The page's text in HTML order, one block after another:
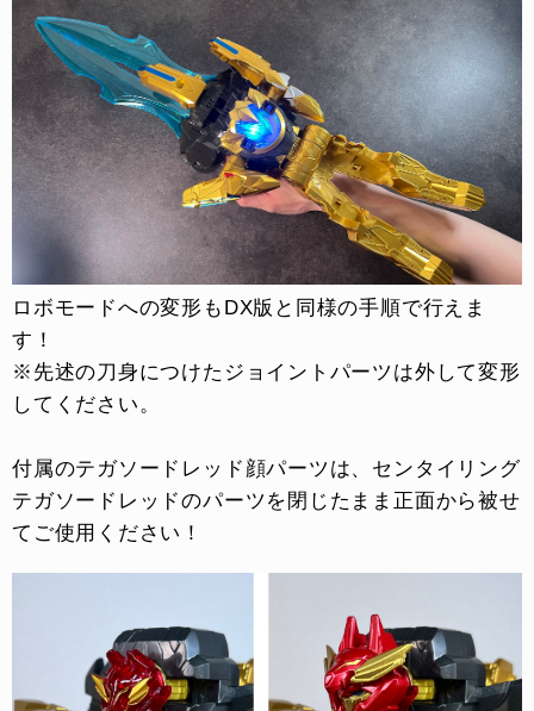
ロボモードへの変形もDX版と同様の手順で行えま
す！
※先述の刀身につけたジョイントパーツは外して変形
してください。
付属のテガソードレッド顔パーツは、センタイリング
テガソードレッドのパーツを閉じたまま正面から被せ
てご使用ください！